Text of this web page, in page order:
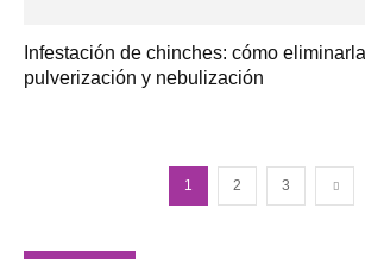
Infestación de chinches: cómo
pulverización y nebulización
1 2 3